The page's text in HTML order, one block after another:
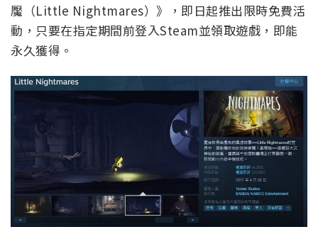
魘（Little Nightmares）》，即日起推出限時免費活
動，只要在指定期間前登入Steam並領取遊戲，即能
永久獲得。